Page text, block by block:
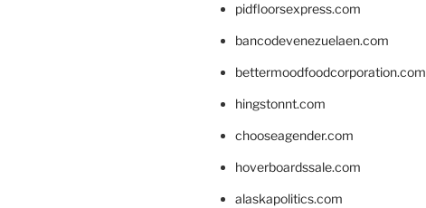
pidfloorsexpress.com
bancodevenezuelaen.com
bettermoodfoodcorporation.com
hingstonnt.com
chooseagender.com
hoverboardssale.com
alaskapolitics.com